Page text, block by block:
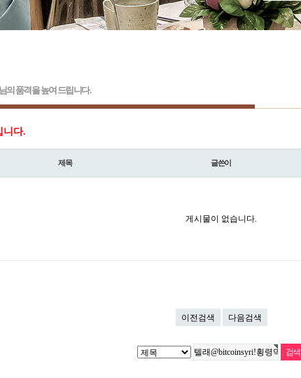
의 품격을 높여 드립니다.
니다.
제목 글쓴이
게시물이 없습니다.
이전검색 다음검색